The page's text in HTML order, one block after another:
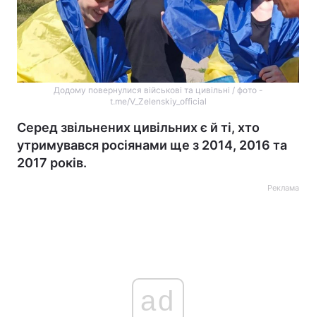
Додому повернулися військові та цивільні / фото -
t.me/V_Zelenskiy_official
Серед звільнених цивільних є й ті, хто
утримувався росіянами ще з 2014, 2016 та
2017 років.
Реклама
ad